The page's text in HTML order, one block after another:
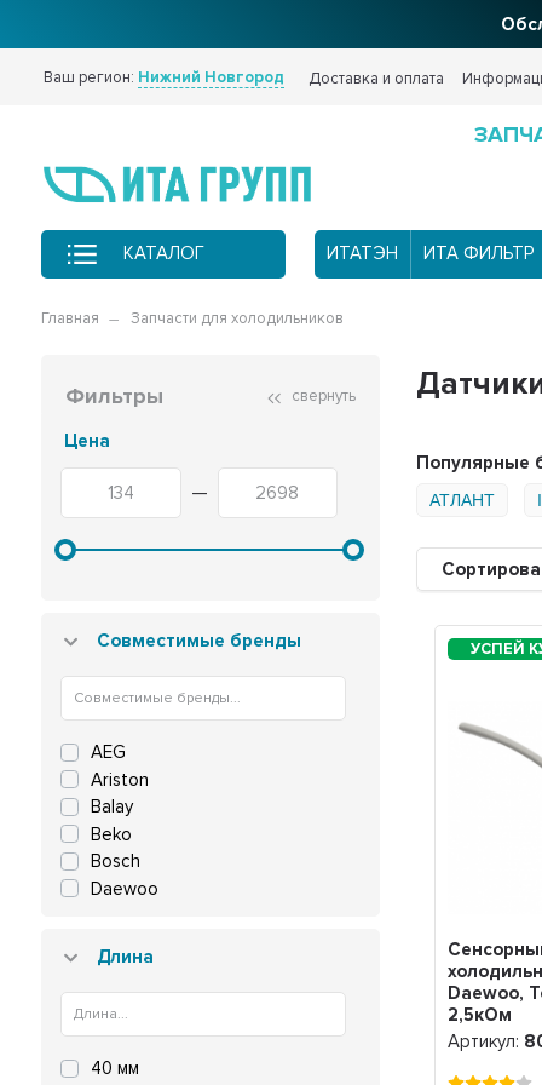
Ваш регион: Нижний Новгород Доставка и оплата
КАТАЛОГ ИТАТЭН ИТА ФИЛЬТР
Главная Запчасти для холодильников
Фильтры свернуть
Цена
—
Совместимые бренды
AEG
Ariston
Balay
Beko
Bosch
Daewoo
Hotpoint
Indesit
Koenic
LYNX
Длина
40 мм
Популярные
АТЛАНТ
Daewoo,
2,5кОм
808141
Артикул: